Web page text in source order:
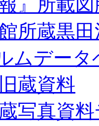
報』所載
所蔵黒
ムデータ
蔵資料
写真資